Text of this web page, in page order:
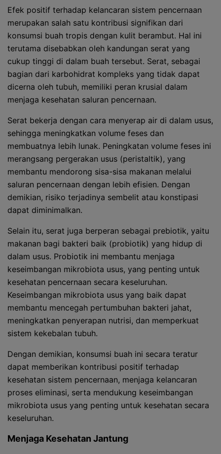
Efek positif terhadap kelancaran sistem pencernaan
merupakan salah satu kontribusi signifikan dari
konsumsi buah tropis dengan kulit berambut. Hal ini
terutama disebabkan oleh kandungan serat yang
cukup tinggi di dalam buah tersebut. Serat, sebagai
bagian dari karbohidrat kompleks yang tidak dapat
dicerna oleh tubuh, memiliki peran krusial dalam
menjaga kesehatan saluran pencernaan.
Serat bekerja dengan cara menyerap air di dalam usus,
sehingga meningkatkan volume feses dan
membuatnya lebih lunak. Peningkatan volume feses ini
merangsang pergerakan usus (peristaltik), yang
membantu mendorong sisa-sisa makanan melalui
saluran pencernaan dengan lebih efisien. Dengan
demikian, risiko terjadinya sembelit atau konstipasi
dapat diminimalkan.
Selain itu, serat juga berperan sebagai prebiotik, yaitu
makanan bagi bakteri baik (probiotik) yang hidup di
dalam usus. Probiotik ini membantu menjaga
keseimbangan mikrobiota usus, yang penting untuk
kesehatan pencernaan secara keseluruhan.
Keseimbangan mikrobiota usus yang baik dapat
membantu mencegah pertumbuhan bakteri jahat,
meningkatkan penyerapan nutrisi, dan memperkuat
sistem kekebalan tubuh.
Dengan demikian, konsumsi buah ini secara teratur
dapat memberikan kontribusi positif terhadap
kesehatan sistem pencernaan, menjaga kelancaran
proses eliminasi, serta mendukung keseimbangan
mikrobiota usus yang penting untuk kesehatan secara
keseluruhan.
Menjaga Kesehatan Jantung